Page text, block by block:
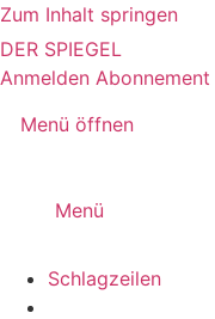
Zum Inhalt springen
DER SPIEGEL
Anmelden Abonnement
Menü öffnen
Menü
Schlagzeilen